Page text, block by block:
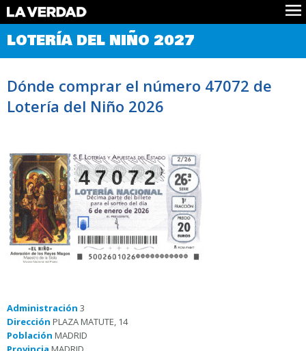
Comprobar Loteria del Niño
Premios
Noticias
Datos
LOTERÍA DEL NIÑO 2027
Dónde comprar el número 47072 de
Lotería del Niño 2026
47072
Administración 3
Dirección PLAZA MATUTE, 14
Población MADRID